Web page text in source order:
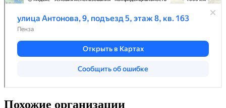
Похожие организации